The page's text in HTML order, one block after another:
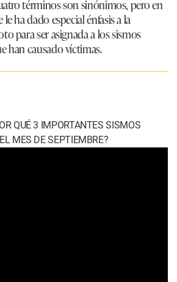
términos son sinónimos, pero en
ha dado especial énfasis a la
para ser asignada a los sismos
han causado víctimas.​​
QUÉ 3 IMPORTANTES SISMOS
MES DE SEPTIEMBRE?